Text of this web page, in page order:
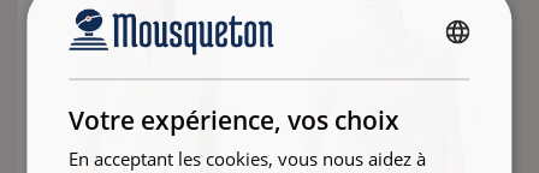
Votre expérience, vos choix
En acceptant les cookies, vous nous aidez à